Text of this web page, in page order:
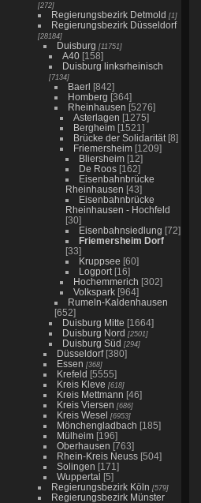
[272]
Regierungsbezirk Detmold [1]
Regierungsbezirk Düsseldorf
[28184]
Duisburg [11751]
A40 [158]
Duisburg linksrheinisch
[7134]
Baerl [842]
Homberg [364]
Rheinhausen [5276]
Asterlagen [1275]
Bergheim [1521]
Brücke der Solidarität [8]
Friemersheim [1209]
Bliersheim [12]
De Roos [162]
Eisenbahnbrücke
Rheinhausen [43]
Eisenbahnbrücke
Rheinhausen - Hochfeld
[30]
Eisenbahnsiedlung [72]
Friemersheim Dorf
[33]
Kruppsee [60]
Logport [16]
Hochemmerich [302]
Volkspark [964]
Rumeln-Kaldenhausen
[652]
Duisburg Mitte [1664]
Duisburg Nord [2501]
Duisburg Süd [294]
Düsseldorf [380]
Essen [368]
Krefeld [5555]
Kreis Kleve [618]
Kreis Mettmann [46]
Kreis Viersen [686]
Kreis Wesel [6953]
Mönchengladbach [185]
Mülheim [196]
Oberhausen [763]
Rhein-Kreis Neuss [504]
Solingen [171]
Wuppertal [5]
Regierungsbezirk Köln [579]
Regierungsbezirk Münster